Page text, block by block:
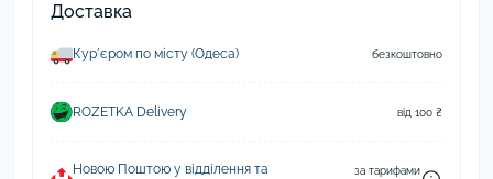
Доставка
Курʼєром по місту (Одеса) безкоштовно
ROZETKA Delivery від 100 ₴
Новою Поштою у відділення та
за тарифами